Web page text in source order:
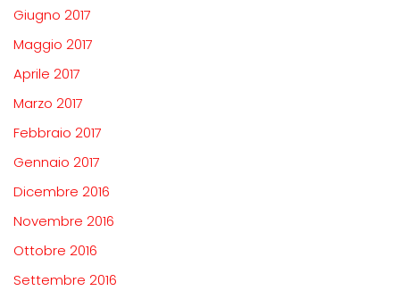
Giugno 2017
Maggio 2017
Aprile 2017
Marzo 2017
Febbraio 2017
Gennaio 2017
Dicembre 2016
Novembre 2016
Ottobre 2016
Settembre 2016